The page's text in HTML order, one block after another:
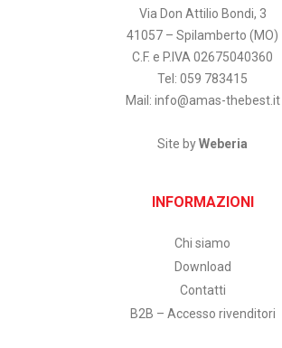
Via Don Attilio Bondi, 3
41057 – Spilamberto (MO)
C.F. e P.IVA 02675040360
Tel: 059 783415
Mail: info@amas-thebest.it
Site byWeberia
INFORMAZIONI
Chi siamo
Download
Contatti
B2B – Accesso rivenditori